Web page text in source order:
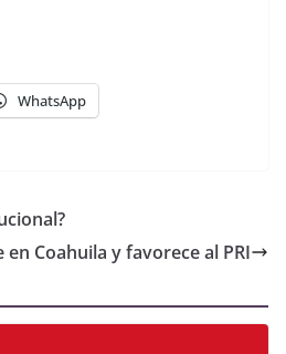
WhatsApp
Coahuila y favorece al PRI